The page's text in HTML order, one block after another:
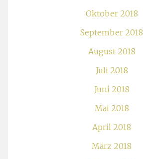
Oktober 2018
September 2018
August 2018
Juli 2018
Juni 2018
Mai 2018
April 2018
März 2018